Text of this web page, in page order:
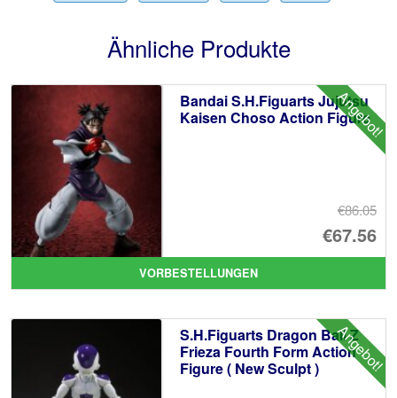
Ähnliche Produkte
Angebot!
Bandai S.H.Figuarts Jujutsu
Kaisen Choso Action Figure
€86.05
€67.56
VORBESTELLUNGEN
Angebot!
S.H.Figuarts Dragon Ball Z
Frieza Fourth Form Action
Figure ( New Sculpt )